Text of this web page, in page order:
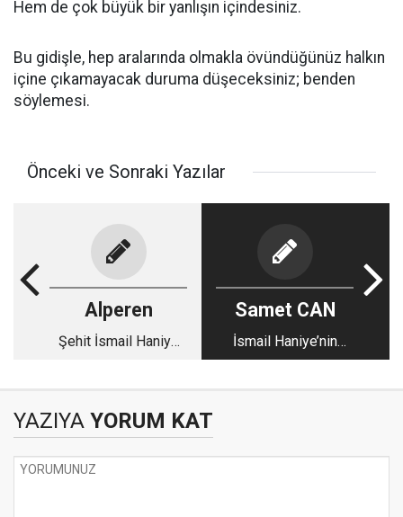
Hem de çok büyük bir yanlışın içindesiniz.
Bu gidişle, hep aralarında olmakla övündüğünüz halkın
içine çıkamayacak duruma düşeceksiniz; benden
söylemesi.
Önceki ve Sonraki Yazılar
Alperen
Şehit İsmail Haniye
Samet CAN
İsmail Haniye’nin
ardından
YAZIYA YORUM KAT